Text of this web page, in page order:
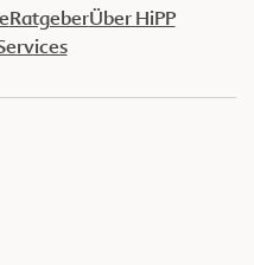
RatgeberÜber HiPP